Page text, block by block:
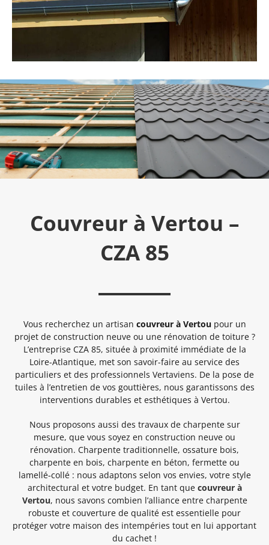
Couvreur à Vertou –
CZA 85
Vous recherchez un artisan couvreur à Vertoupour un
projet de construction neuve ou une rénovation de toiture ?
L’entreprise CZA 85, située à proximité immédiate de la
Loire-Atlantique, met son savoir-faire au service des
particuliers et des professionnels Vertaviens. De la pose de
tuiles à l’entretien de vos gouttières, nous garantissons des
interventions durables et esthétiques à Vertou.
Nous proposons aussi des travaux de charpente sur
mesure, que vous soyez en construction neuve ou
rénovation. Charpente traditionnelle, ossature bois,
charpente en bois, charpente en béton, fermette ou
lamellé‑collé : nous adaptons selon vos envies, votre style
architectural et votre budget. En tant que couvreur à
Vertou, nous savons combien l’alliance entre charpente
robuste et couverture de qualité est essentielle pour
protéger votre maison des intempéries tout en lui apportant
du cachet !